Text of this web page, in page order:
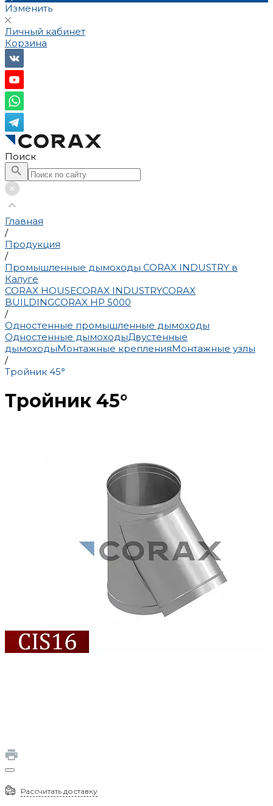
Изменить
Личный кабинет
Корзина
Поиск
Главная
/
Продукция
/
Промышленные дымоходы CORAX INDUSTRY в
Калуге
CORAX HOUSECORAX INDUSTRYCORAX
BUILDINGCORAX HP 5000
/
Одностенные промышленные дымоходы
Одностенные дымоходыДвустенные
дымоходыМонтажные крепленияМонтажные узлы
/
Тройник 45°
Тройник 45°
Рассчитать доставку